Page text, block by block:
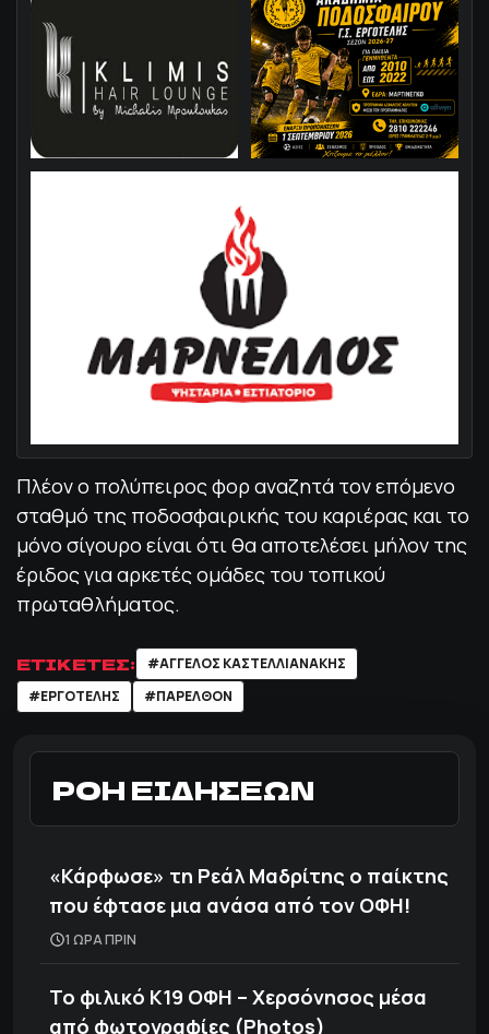
Πλέον ο πολύπειρος φορ αναζητά τον επόμενο
σταθμό της ποδοσφαιρικής του καριέρας και το
μόνο σίγουρο είναι ότι θα αποτελέσει μήλον της
έριδος για αρκετές ομάδες του τοπικού
πρωταθλήματος.
ΕΤΙΚΕΤΕΣ:
#ΑΓΓΕΛΟΣ ΚΑΣΤΕΛΛΙΑΝΑΚΗΣ
#ΕΡΓΟΤΕΛΗΣ
#ΠΑΡΕΛΘΌΝ
ΡΟΗ ΕΙΔΗΣΕΩΝ
«Κάρφωσε» τη Ρεάλ Μαδρίτης ο παίκτης
που έφτασε μια ανάσα από τον ΟΦΗ!
1 ΩΡΑ ΠΡΙΝ
Το φιλικό Κ19 ΟΦΗ – Χερσόνησος μέσα
από φωτογραφίες (Photos)